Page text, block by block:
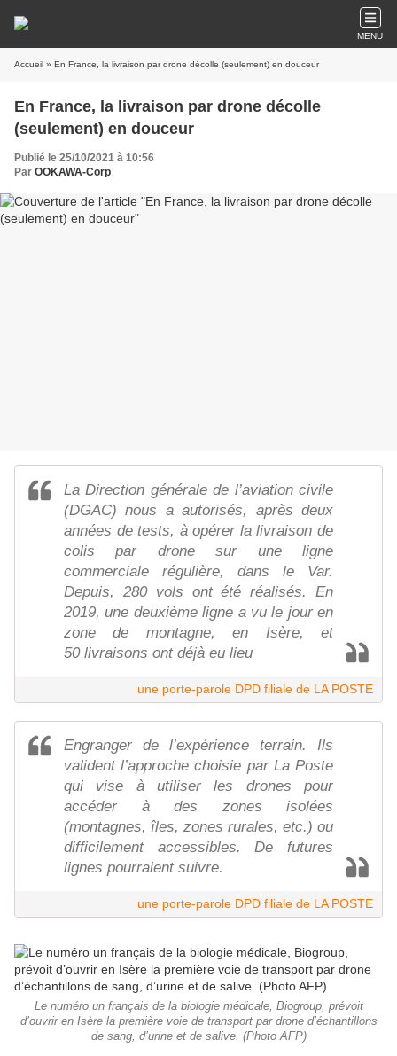
MENU
Accueil » En France, la livraison par drone décolle (seulement) en douceur
En France, la livraison par drone décolle
(seulement) en douceur
Publié le 25/10/2021 à 10:56
Par OOKAWA-Corp
La Direction générale de l’aviation civile
(DGAC) nous a autorisés, après deux
années de tests, à opérer la livraison de
colis par drone sur une ligne
commerciale régulière, dans le Var.
Depuis, 280 vols ont été réalisés. En
2019, une deuxième ligne a vu le jour en
zone de montagne, en Isère, et
50 livraisons ont déjà eu lieu
une porte-parole DPD filiale de LA POSTE
Engranger de l’expérience terrain. Ils
valident l’approche choisie par La Poste
qui vise à utiliser les drones pour
accéder à des zones isolées
(montagnes, îles, zones rurales, etc.) ou
difficilement accessibles. De futures
lignes pourraient suivre.
une porte-parole DPD filiale de LA POSTE
Le numéro un français de la biologie médicale, Biogroup, prévoit
d’ouvrir en Isère la première voie de transport par drone d’échantillons
de sang, d’urine et de salive. (Photo AFP)